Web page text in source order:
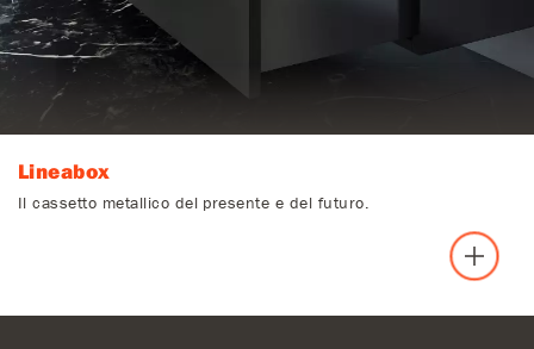
Lineabox
Il cassetto metallico del presente e del futuro.